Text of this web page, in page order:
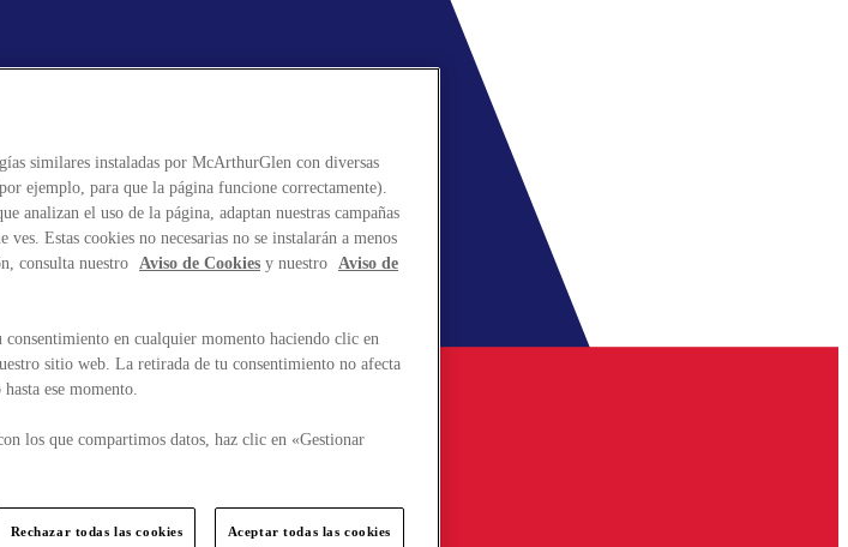
similares instaladas por McArthurGlen con diversas
ejemplo, para que la página funcione correctamente).
analizan el uso de la página, adaptan nuestras campañas
Estas cookies no necesarias no se instalarán a menos
consulta nuestro Aviso de Cookies y nuestro Aviso de
en cualquier momento haciendo clic en
sitio web. La retirada de tu consentimiento no afecta
ese momento.
los que compartimos datos, haz clic en «Gestionar
Rechazar todas las cookies Aceptar todas las cookies